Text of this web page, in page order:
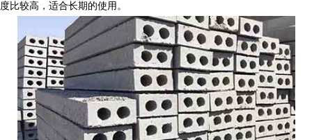
度比较高，适合长期的使用。